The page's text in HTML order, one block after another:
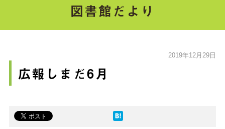
図書館だより
2019年12月29日
広報しまだ6月